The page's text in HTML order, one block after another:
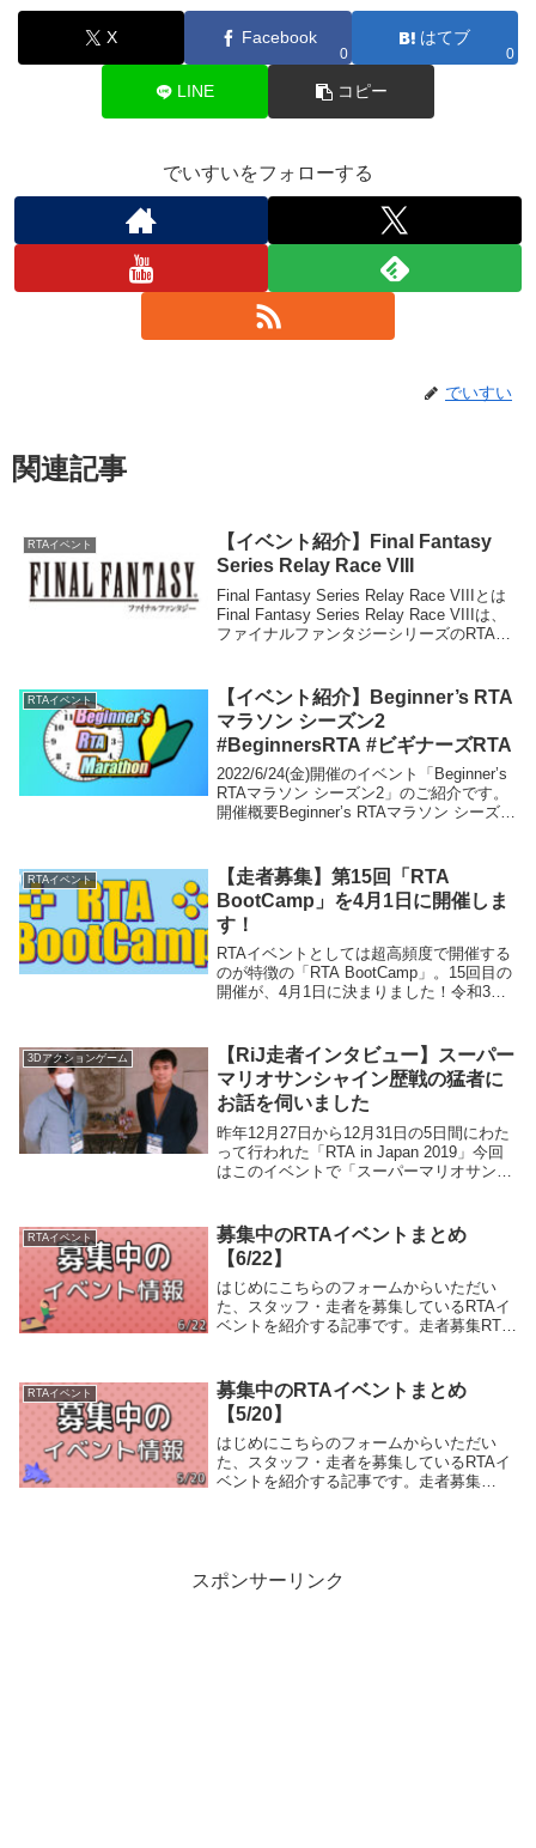
X Facebook
0
はてブ
0
LINE コピー
でいすいをフォローする
でいすい
関連記事
RTAイベント
【イベント紹介】Final Fantasy
Series Relay Race VIII
Final Fantasy Series Relay Race VIIIとは
Final Fantasy Series Relay Race VIIIは、
ファイナルファンタジーシリーズのRTA走
RTAイベント
【イベント紹介】Beginner’s RTA
マラソン シーズン2
#BeginnersRTA #ビギナーズRTA
2022/6/24(金)開催のイベント「Beginner’s
RTAマラソン シーズン2」のご紹介です。
開催概要Beginner’s RTAマラソン シーズン
を目...
RTAイベント
【走者募集】第15回「RTA
BootCamp」を4月1日に開催しま
す！
RTAイベントとしては超高頻度で開催する
のが特徴の「RTA BootCamp」。15回目の
開催が、4月1日に決まりました！令和3年
は、4月1日開催の第15回...
3Dアクションゲーム
【RiJ走者インタビュー】スーパー
マリオサンシャイン歴戦の猛者に
お話を伺いました
昨年12月27日から12月31日の5日間にわた
って行われた「RTA in Japan 2019」今回
はこのイベントで「スーパーマリオサンシ
明期を支え、今までに18...
RTAイベント
募集中のRTAイベントまとめ
【6/22】
はじめにこちらのフォームからいただい
た、スタッフ・走者を募集しているRTAイ
ベントを紹介する記事です。走者募集RTA
の走者・スタッフにオフラインイベント...
RTAイベント
募集中のRTAイベントまとめ
【5/20】
はじめにこちらのフォームからいただい
た、スタッフ・走者を募集しているRTAイ
ベントを紹介する記事です。走者募集
スポンサーリンク